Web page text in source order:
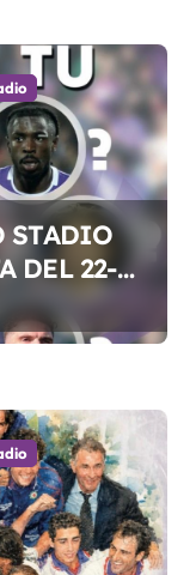
STADIO
DEL 22-